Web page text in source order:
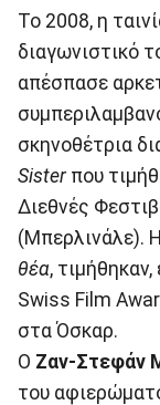
Το 2008, η
διαγωνιστικό
απέσπασε
σκηνοθέτρια
Sisterπου
Διεθνές
(Μπερλινάλε).
θέα,
Swiss Film
στα Όσκαρ.
Ο Ζαν-Στεφάν
του